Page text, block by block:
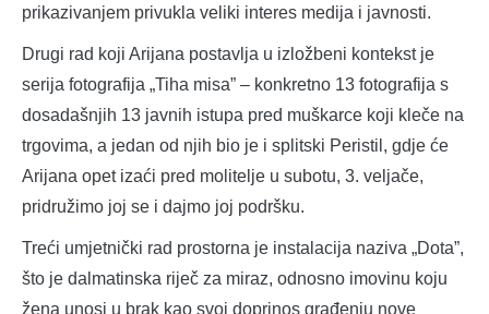
prikazivanjem privukla veliki interes medija i javnosti.
Drugi rad koji Arijana postavlja u izložbeni kontekst je
serija fotografija „Tiha misa” – konkretno 13 fotografija s
dosadašnjih 13 javnih istupa pred muškarce koji kleče na
trgovima, a jedan od njih bio je i splitski Peristil, gdje će
Arijana opet izaći pred molitelje u subotu, 3. veljače,
pridružimo joj se i dajmo joj podršku.
Treći umjetnički rad prostorna je instalacija naziva „Dota”,
što je dalmatinska riječ za miraz, odnosno imovinu koju
žena unosi u brak kao svoj doprinos građenju nove